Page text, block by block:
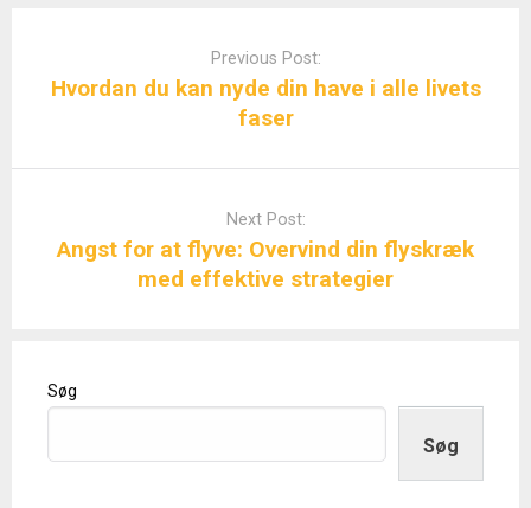
Previous Post:
Hvordan du kan nyde din have i alle livets
faser
Next Post:
Angst for at flyve: Overvind din flyskræk
med effektive strategier
Søg
Søg